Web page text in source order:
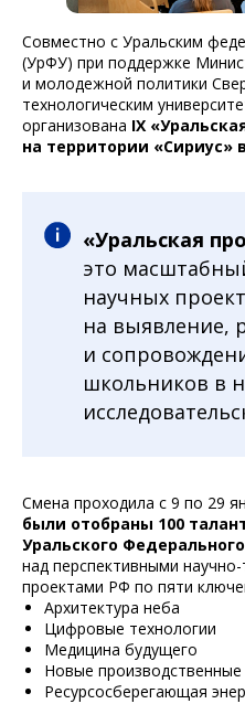
Совместно с Уральским
(УрФУ) при поддержке
и молодежной политики
технологическим
организована IX
на территории «Сириус»
«Уральская
это
научных
на выявление,
и
школьников в
Смена проходила с 9 по 29
были отобраны 100
Уральского
над перспективными
проектами РФ по пяти
Архитектура неба
Цифровые технологии
Медицина будущего
Новые производственные
Ресурсосберегающая